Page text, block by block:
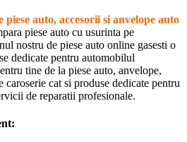
piese auto, accesorii si anvelope auto
piese auto cu usurinta pe
nostru de piese auto online gasesti o
dedicate pentru automobilul
tine de la piese auto, anvelope,
cat si produse dedicate pentru
de reparatii profesionale.